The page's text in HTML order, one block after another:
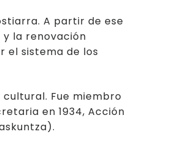
A partir de ese
la renovación
el sistema de los
Fue miembro
en 1934, Acción